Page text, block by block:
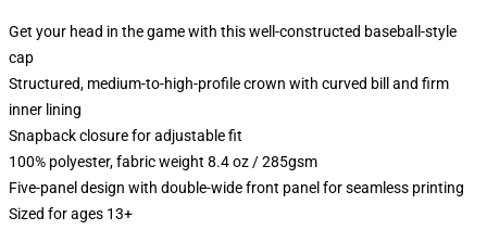
Get your head in the game with this well-constructed baseball-style
cap
Structured, medium-to-high-profile crown with curved bill and firm
inner lining
Snapback closure for adjustable fit
100% polyester, fabric weight 8.4 oz / 285gsm
Five-panel design with double-wide front panel for seamless printing
Sized for ages 13+